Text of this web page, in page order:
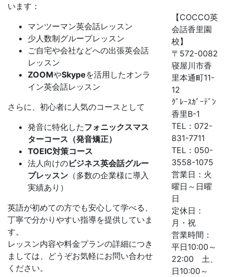
います：
マンツーマン英会話レッスン
少人数制グループレッスン
ご自宅や会社などへの出張英会話
レッスン
ZOOMやSkypeを活用したオンラ
イン英会話レッスン
さらに、初心者に人気のコースとして
発音に特化したフォニックスマス
ターコース（発音矯正）
TOEIC対策コース
法人向けのビジネス英会話グルー
プレッスン （多数の企業様に導入
実績あり）
英語が初めての方でも安心して学べる、
丁寧で分かりやすい指導を提供していま
す。
レッスン内容や料金プランの詳細につき
ましては、どうぞお気軽にお問い合わせ
ください。
【COCCO英
会話香里園
校】
〒572-0082
寝屋川市香
里本通町11-
12
ｸﾞﾚｰｽｶﾞｰﾃﾞﾝ
香里B-1
TEL：072-
831-7711
TEL：050-
3558-1075
営業日：火
曜日～日曜
日
定休日：
月・祝
営業時間：
平日10:00～
22:00 土、
日10:00～